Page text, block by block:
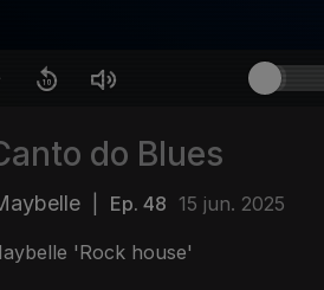
do Blues
Ep. 48 15 jun. 2025
'Rock house'